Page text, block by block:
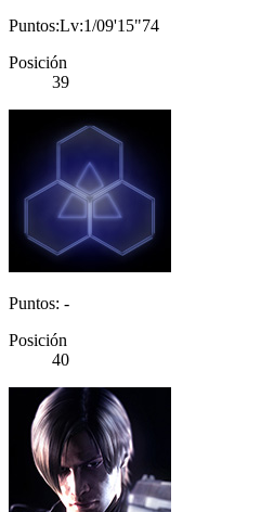
Puntos:Lv:1/09'15"74
Posición
39
Puntos: -
Posición
40